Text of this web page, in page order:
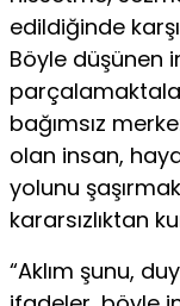
edildiğinde
Böyle düşünen
bağımsız
olan insan,
yolunu
kararsızlıktan
“Aklım şunu,